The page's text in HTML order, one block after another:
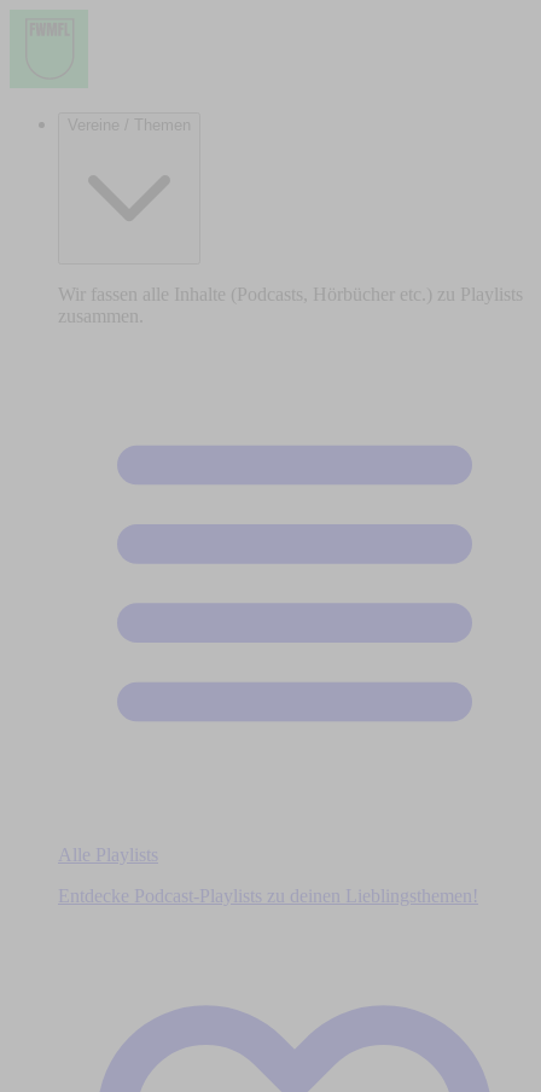
Vereine / Themen
Wir fassen alle Inhalte (Podcasts, Hörbücher etc.) zu Playlists
zusammen.
Alle Playlists
Entdecke Podcast-Playlists zu deinen Lieblingsthemen!